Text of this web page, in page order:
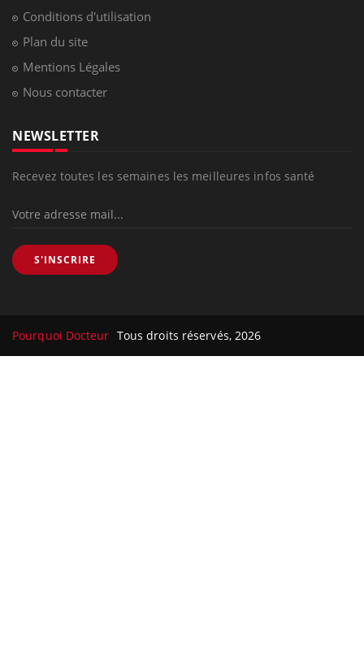
Conditions d'utilisation
Plan du site
Mentions Légales
Nous contacter
NEWSLETTER
Recevez toutes les semaines les meilleures infos santé
S'INSCRIRE
Pourquoi Docteur Tous droits réservés, 2026